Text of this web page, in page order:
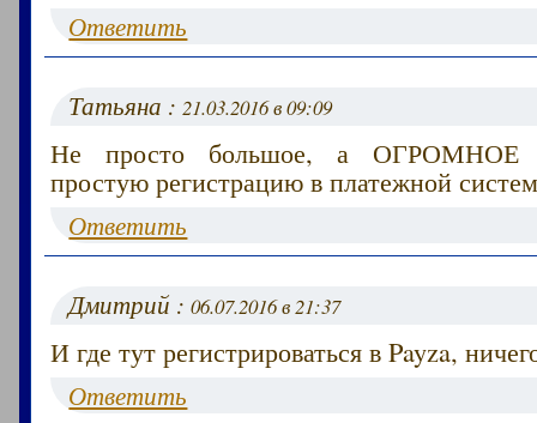
Ответить
Татьяна :21.03.2016 в 09:09
Не просто большое, а
простую регистрацию в платежной
Ответить
Дмитрий :06.07.2016 в 21:37
И где тут регистрироваться в Payza,
Ответить